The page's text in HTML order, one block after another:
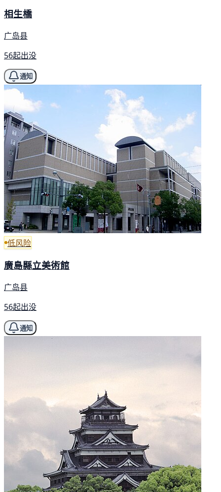
相生橋
广岛县
56起出没
通知
低风险
廣島縣立美術館
广岛县
56起出没
通知